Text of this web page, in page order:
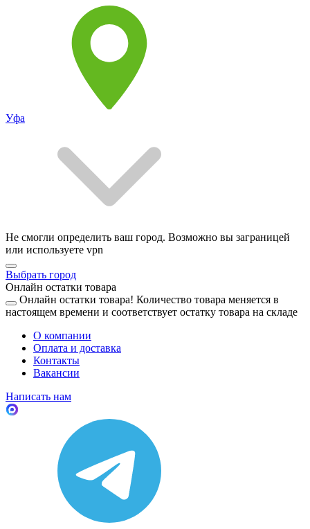
Уфа
Не смогли определить ваш город. Возможно вы заграницей
или используете vpn
Выбрать город
Онлайн остатки товара
Онлайн остатки товара! Количество товара меняется в
настоящем времени и соответствует остатку товара на складе
О компании
Оплата и доставка
Контакты
Вакансии
Написать нам